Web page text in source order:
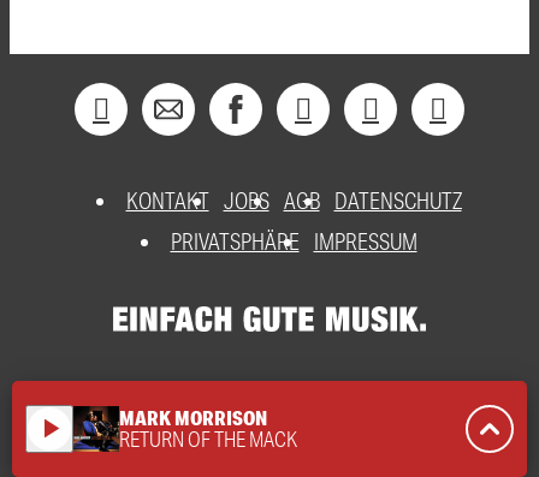
KONTAKT JOBS AGB DATENSCHUTZ
PRIVATSPHÄRE
IMPRESSUM
play_arrow MARK MORRISON
RETURN OF THE MACK